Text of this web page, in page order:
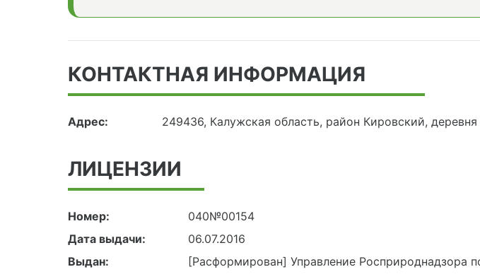
КОНТАКТНАЯ ИНФОРМАЦИЯ
Адрес: 249436, Калужская область, район Кировский,
ЛИЦЕНЗИИ
Номер:
040№00154
Дата выдачи:
06.07.2016
Выдан:
[Расформирован] Управление Росприроднадзора